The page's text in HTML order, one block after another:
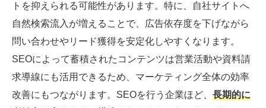
トを抑えられる可能性があります。特に、自社サイトへ
自然検索流入が増えることで、広告依存度を下げながら
問い合わせやリード獲得を安定化しやすくなります。
SEOによって蓄積されたコンテンツは営業活動や資料請
求導線にも活用できるため、マーケティング全体の効率
改善にもつながります。SEOを行う企業ほど、 長期的に